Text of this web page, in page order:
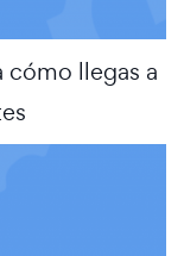
cómo llegas a